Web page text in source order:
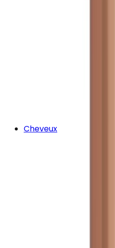
Cheveux